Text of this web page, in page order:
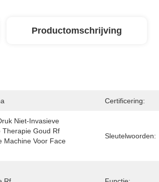
Productomschrijving
Certificering:
Niet-Invasieve
Therapie Goud Rf
Machine Voor Face
Sleutelwoorden: